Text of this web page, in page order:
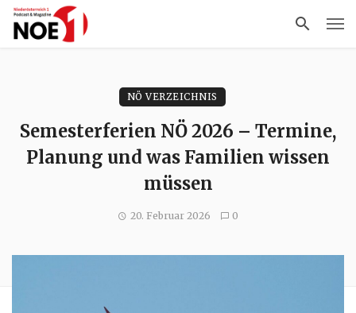
NÖ VERZEICHNIS
Semesterferien NÖ 2026 – Termine,
Planung und was Familien wissen
müssen
20. Februar 2026 0